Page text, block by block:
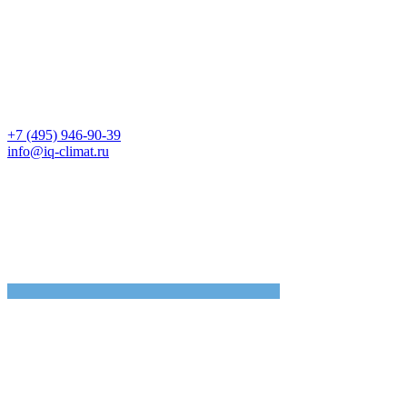
+7 (495) 946-90-39
info@iq-climat.ru